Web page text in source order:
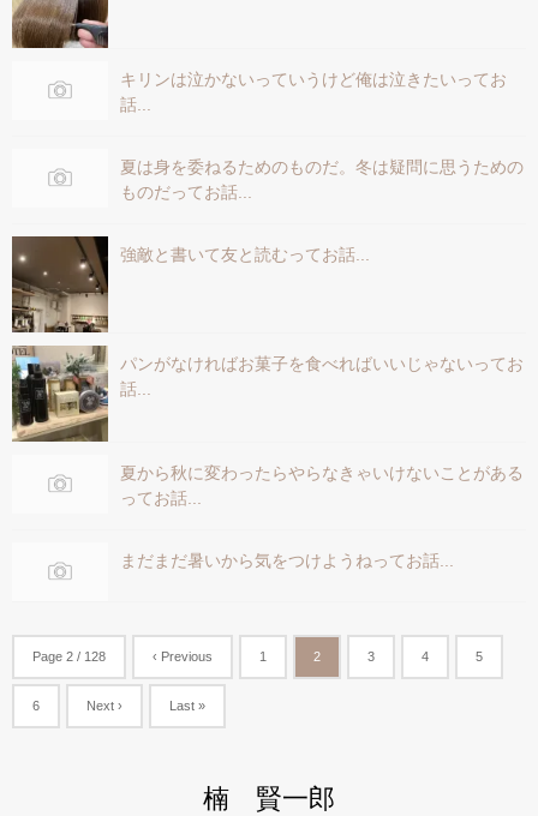
キリンは泣かないっていうけど俺は泣きたいってお
話...
夏は身を委ねるためのものだ。冬は疑問に思うための
ものだってお話...
強敵と書いて友と読むってお話...
パンがなければお菓子を食べればいいじゃないってお
話...
夏から秋に変わったらやらなきゃいけないことがある
ってお話...
まだまだ暑いから気をつけようねってお話...
Page 2 / 128 ‹ Previous 1 2 3 4 5
6 Next › Last »
楠 賢一郎